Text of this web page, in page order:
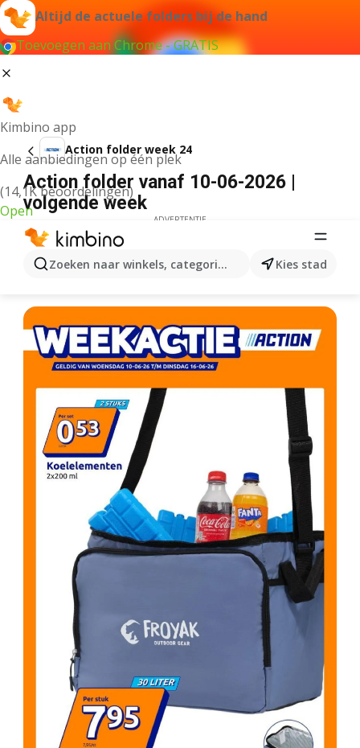
Altijd de actuele folders bij de hand
Toevoegen aan Chrome - GRATIS
Kimbino app
Alle aanbiedingen op één plek
(14,1K beoordelingen)
Open
Zoeken naar winkels, categorieën, producten...
Kies stad
Action folder week 24
Action folder vanaf 10-06-2026 |
volgende week
ADVERTENTIE